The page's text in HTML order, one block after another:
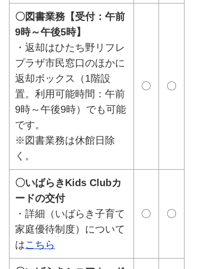
〇図書業務【受付：午前
9時～午後5時】
・返却はひたち野リフレ
プラザ市民窓口のほかに
返却ボックス（1階設
置。利用可能時間：午前
9時～午後9時）でも可能
です。
※図書業務は休館日除
く。
〇 〇
〇いばらきKids Clubカ
ードの交付
・詳細（いばらき子育て
家庭優待制度）について
はこちら
〇 〇